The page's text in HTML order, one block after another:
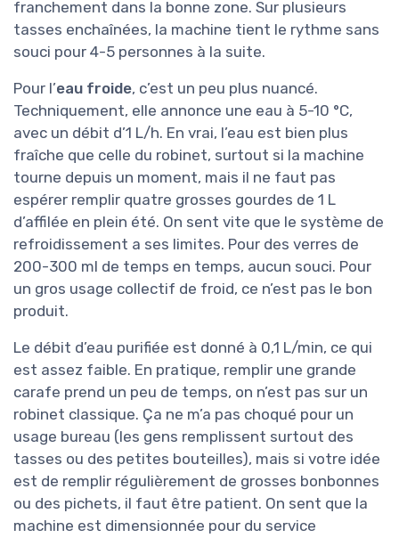
franchement dans la bonne zone. Sur plusieurs
tasses enchaînées, la machine tient le rythme sans
souci pour 4-5 personnes à la suite.
Pour l’eau froide, c’est un peu plus nuancé.
Techniquement, elle annonce une eau à 5-10 °C,
avec un débit d’1 L/h. En vrai, l’eau est bien plus
fraîche que celle du robinet, surtout si la machine
tourne depuis un moment, mais il ne faut pas
espérer remplir quatre grosses gourdes de 1 L
d’affilée en plein été. On sent vite que le système de
refroidissement a ses limites. Pour des verres de
200-300 ml de temps en temps, aucun souci. Pour
un gros usage collectif de froid, ce n’est pas le bon
produit.
Le débit d’eau purifiée est donné à 0,1 L/min, ce qui
est assez faible. En pratique, remplir une grande
carafe prend un peu de temps, on n’est pas sur un
robinet classique. Ça ne m’a pas choqué pour un
usage bureau (les gens remplissent surtout des
tasses ou des petites bouteilles), mais si votre idée
est de remplir régulièrement de grosses bonbonnes
ou des pichets, il faut être patient. On sent que la
machine est dimensionnée pour du service